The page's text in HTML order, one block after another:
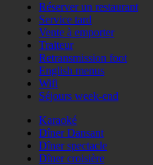
Réserver un restaurant
Service tard
Vente à emporter
Traiteur
Retransmission foot
English menus
Wifi
Séjours week-end
Karaoké
Dîner Dansant
Dîner spectacle
Dîner croisière